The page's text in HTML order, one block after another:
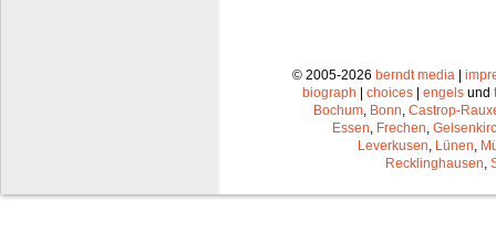
© 2005-2026 berndt media |
biograph | choices | engels und
Bochum Bonn Castrop-
Essen Frechen
Leverkusen Lünen
Recklinghausen